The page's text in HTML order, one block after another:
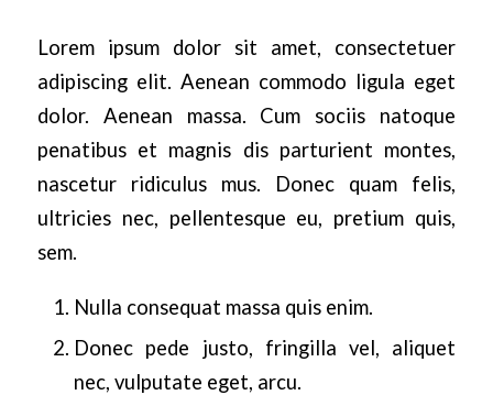
Lorem ipsum dolor sit amet, consectetuer
adipiscing elit. Aenean commodo ligula eget
dolor. Aenean massa. Cum sociis natoque
penatibus et magnis dis parturient montes,
nascetur ridiculus mus. Donec quam felis,
ultricies nec, pellentesque eu, pretium quis,
sem.
Nulla consequat massa quis enim.
Donec pede justo, fringilla vel, aliquet
nec, vulputate eget, arcu.